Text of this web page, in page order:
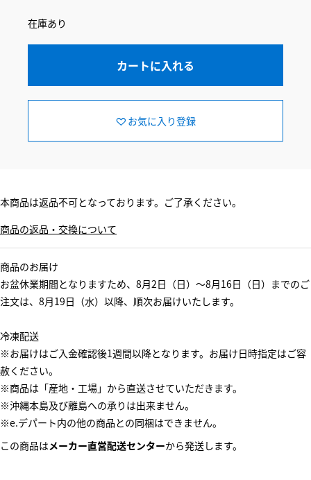
在庫あり
カートに入れる
お気に入り登録
本商品は返品不可となっております。ご了承ください。
商品の返品・交換について
商品のお届け
お盆休業期間となりますため、8月2日（日）～8月16日（日）までのご
注文は、8月19日（水）以降、順次お届けいたします。
冷凍配送
※お届けはご入金確認後1週間以降となります。お届け日時指定はご容
赦ください。
※商品は「産地・工場」から直送させていただきます。
※沖縄本島及び離島への承りは出来ません。
※e.デパート内の他の商品との同梱はできません。
この商品はメーカー直営配送センターから発送します。